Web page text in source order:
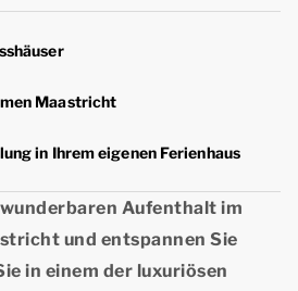
Maastricht
in Ihrem eigenen Ferienhaus
Aufenthalt im
und entspannen Sie
in einem der luxuriösen